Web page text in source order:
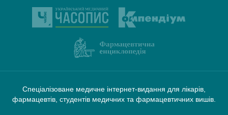
Спеціалізоване медичне інтернет-видання для лікарів,
фармацевтів, студентів медичних та фармацевтичних вишів.